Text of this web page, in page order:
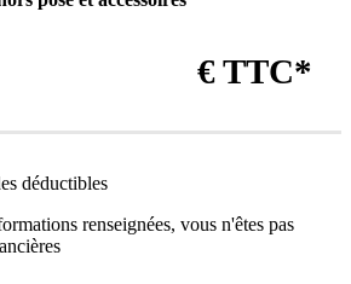
€ TTC*
déductibles
renseignées, vous n'êtes pas